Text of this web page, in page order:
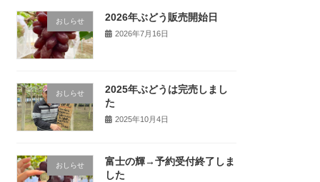
おしらせ 2026年ぶどう販売開始日
2026年7月16日
おしらせ
2025年ぶどうは完売しまし
た
2025年10月4日
おしらせ
富士の輝→予約受付終了しま
した